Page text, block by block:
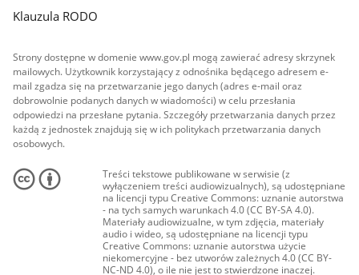
Klauzula RODO
Strony dostępne w domenie www.gov.pl mogą zawierać adresy skrzynek
mailowych. Użytkownik korzystający z odnośnika będącego adresem e-
mail zgadza się na przetwarzanie jego danych (adres e-mail oraz
dobrowolnie podanych danych w wiadomości) w celu przesłania
odpowiedzi na przesłane pytania. Szczegóły przetwarzania danych przez
każdą z jednostek znajdują się w ich politykach przetwarzania danych
osobowych.
Treści tekstowe publikowane w serwisie (z
wyłączeniem treści audiowizualnych), są udostępniane
na licencji typu Creative Commons: uznanie autorstwa
- na tych samych warunkach 4.0 (CC BY-SA 4.0).
Materiały audiowizualne, w tym zdjęcia, materiały
audio i wideo, są udostępniane na licencji typu
Creative Commons: uznanie autorstwa użycie
niekomercyjne - bez utworów zależnych 4.0 (CC BY-
NC-ND 4.0), o ile nie jest to stwierdzone inaczej.